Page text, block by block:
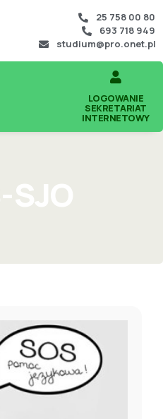
25 758 00 80
693 718 949
studium@pro.onet.pl
LOGOWANIE
SEKRETARIAT
INTERNETOWY
SJO